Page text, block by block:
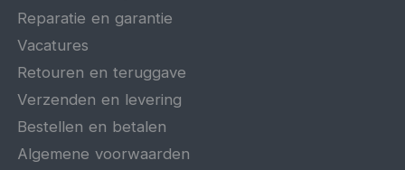
Reparatie en garantie
Vacatures
Retouren en teruggave
Verzenden en levering
Bestellen en betalen
Algemene voorwaarden